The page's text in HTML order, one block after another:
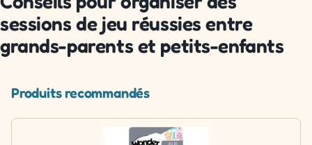
sessions de jeu réussies entre
grands-parents et petits-enfants
Produits recommandés